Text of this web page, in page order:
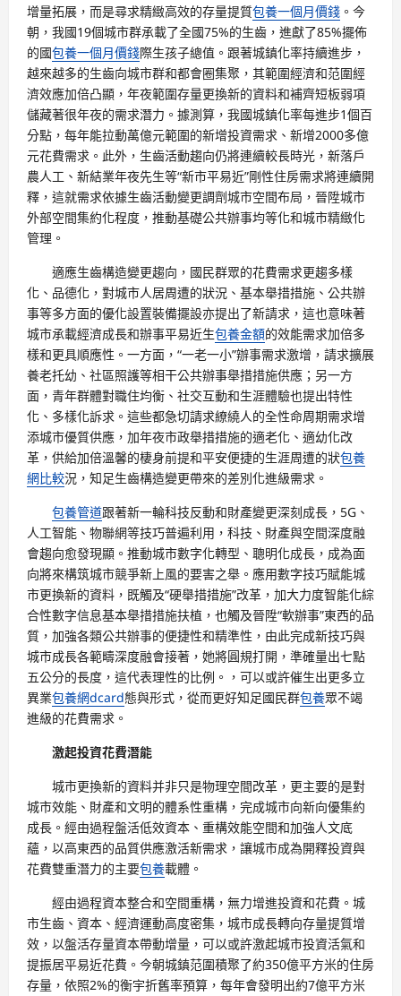
增量拓展，而是尋求精緻高效的存量提質包養一個月價錢 。今
朝，我國19個城市群承載了全國75%的生齒，進獻了85%擺佈
的國包養一個月價錢際生孩子總值。跟著城鎮化率持續進步，
越來越多的生齒向城市群和都會圈集聚，其範圍經濟和范圍經
濟效應加倍凸顯，年夜範圍存量更換新的資料和補齊短板弱項
儲藏著很年夜的需求潛力。據測算，我國城鎮化率每進步1個百
分點，每年能拉動萬億元範圍的新增投資需求、新增2000多億
元花費需求。此外，生齒活動趨向仍將連續較長時光，新落戶
農人工、新結業年夜先生等“新市平易近”剛性住房需求將連續開
釋，這就需求依據生齒活動變更調劑城市空間布局，晉陞城市
外部空間集約化程度，推動基礎公共辦事均等化和城市精緻化
管理。
適應生齒構造變更趨向，國民群眾的花費需求更趨多樣
化、品德化，對城市人居周遭的狀況、基本舉措措施、公共辦
事等多方面的優化設置裝備擺設亦提出了新請求，這也意味著
城市承載經濟成長和辦事平易近生包養金額的效能需求加倍多
樣和更具順應性。一方面，“一老一小”辦事需求激增，請求擴展
養老托幼、社區照護等相干公共辦事舉措措施供應；另一方
面，青年群體對職住均衡、社交互動和生涯體驗也提出特性
化、多樣化訴求。這些都急切請求繚繞人的全性命周期需求增
添城市優質供應，加年夜市政舉措措施的適老化、適幼化改
革，供給加倍溫馨的棲身前提和平安便捷的生涯周遭的狀包養
網比較況，知足生齒構造變更帶來的差別化進級需求。
包養管道跟著新一輪科技反動和財產變更深刻成長，5G、
人工智能、物聯網等技巧普遍利用，科技、財產與空間深度融
會趨向愈發現顯。推動城市數字化轉型、聰明化成長，成為面
向將來構筑城市競爭新上風的要害之舉。應用數字技巧賦能城
市更換新的資料，既觸及“硬舉措措施”改革，加大力度智能化綜
合性數字信息基本舉措措施扶植，也觸及晉陞“軟辦事”東西的品
質，加強各類公共辦事的便捷性和精準性，由此完成新技巧與
城市成長各範疇深度融會接著，她將圓規打開，準確量出七點
五公分的長度，這代表理性的比例。，可以或許催生出更多立
異業包養網dcard態與形式，從而更好知足國民群包養眾不竭
進級的花費需求。
激起投資花費潛能
城市更換新的資料并非只是物理空間改革，更主要的是對
城市效能、財產和文明的體系性重構，完成城市向新向優集約
成長。經由過程盤活低效資本、重構效能空間和加強人文底
蘊，以高東西的品質供應激活新需求，讓城市成為開釋投資與
花費雙重潛力的主要包養載體。
經由過程資本整合和空間重構，無力增進投資和花費。城
市生齒、資本、經濟運動高度密集，城市成長轉向存量提質增
效，以盤活存量資本帶動增量，可以或許激起城市投資活氣和
提振居平易近花費。今朝城鎮范圍積聚了約350億平方米的住房
存量，依照2%的衡宇折舊率預算，每年會發明出約7億平方米